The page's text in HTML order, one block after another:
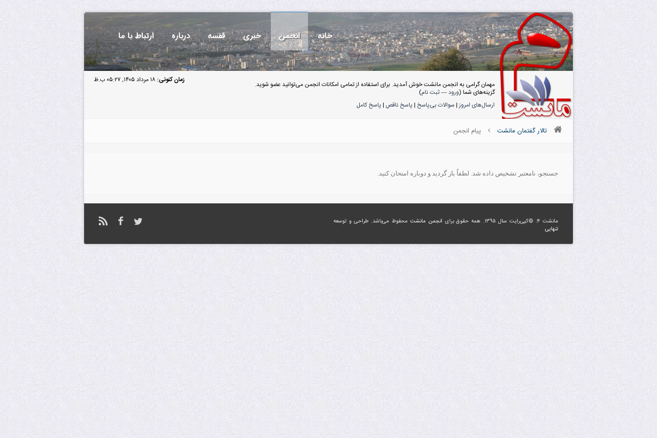
خانه انجمن خبری قفسه درباره ارتباط با ما
زمان کنونی: ۱۸ مرداد ۱۴۰۵, ۰۵:۲۷ ب.ظ
مهمان گرامی به انجمن مانشت خوش آمدید. برای استفاده از تمامی امکانات انجمن می‌توانید عضو شوید.
گزینه‌های شما (ورود—ثبت نام)
ارسال‌های امروز| سوالات بی‌پاسخ | پاسخ ناقص | پاسخ کامل
تالار گفتمان مانشت پیام انجمن
جستجو، نامعتبر تشخیص داده شد. لطفاً باز گردید و دوباره امتحان کنید.
مانشت ۴: ©کپی‌رایت سال ۱۳۹۵. همه حقوق برای انجمن مانشت محفوظ می‌باشد. طراحی و توسعه
تنهایی